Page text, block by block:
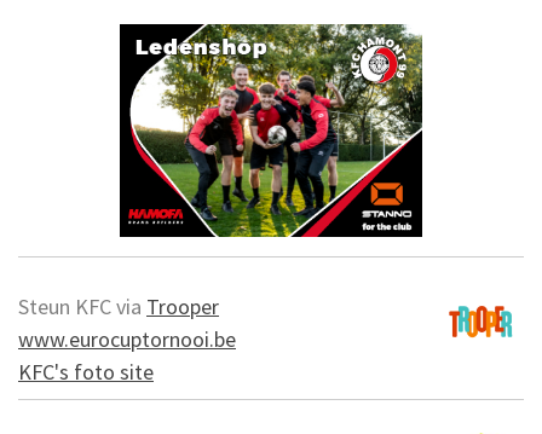
Steun KFC via Trooper
www.eurocuptornooi.be
KFC's foto site